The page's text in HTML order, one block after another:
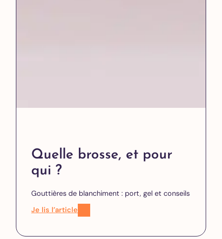
Quelle brosse, et pour
qui ?
Gouttières de blanchiment : port, gel et conseils
Je lis l’article